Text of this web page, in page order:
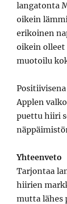
langatonta
oikein
erikoinen
oikein olleet
muotoilu
Applen
puettu hiiri
Yhteenveto
Tarjontaa
hiirien
mutta lähes